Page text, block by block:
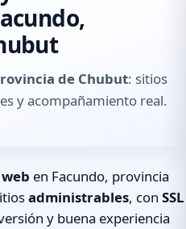
de Chubut: sitios
y acompañamiento real.
en Facundo, provincia
administrables, con SSL
y buena experiencia